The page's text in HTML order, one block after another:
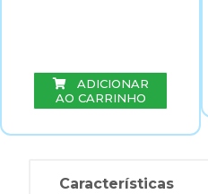
ADICIONAR
AO CARRINHO
Características